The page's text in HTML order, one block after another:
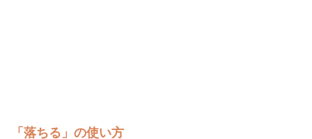
「落ちる」の使い方